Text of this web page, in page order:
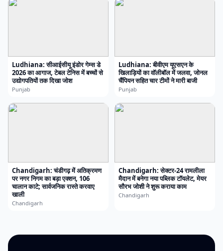
Ludhiana: सीआईसीयू इंडोर गेम्स डे
2026 का आगाज, टेबल टेनिस में बच्चों से
उद्योगपतियों तक दिखा जोश
Punjab
Ludhiana: बीवीएम यूएसएन के
खिलाड़ियों का वॉलीबॉल में जलवा, जोनल
चैंपियन सहित चार टीमों ने मारी बाजी
Punjab
Chandigarh: चंडीगढ़ में अतिक्रमण
पर नगर निगम का बड़ा एक्शन, 106
चालान काटे; सार्वजनिक रास्ते करवाए
खाली
Chandigarh
Chandigarh: सेक्टर-24 रामलीला
मैदान में बनेगा नया पब्लिक टॉयलेट, मेयर
सौरभ जोशी ने शुरू कराया काम
Chandigarh